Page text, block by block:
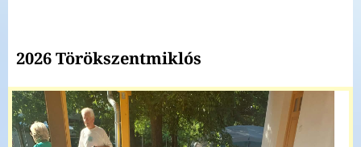
2026 Törökszentmiklós